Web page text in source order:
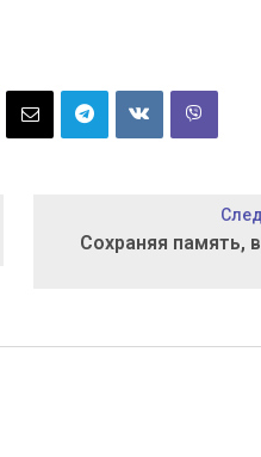
Сохраняя память,